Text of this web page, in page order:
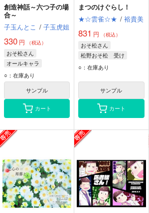
創造神話～六つ子の場
合～
子玉んとこ / 子玉虎姐
330 円 （税込）
おそ松さん
オールキャラ
松野おそ松
松野カラ松
松野チョロ松
○：在庫あり
サンプル
カート
まつのけぐらし！
★☆雲雀☆★ / 裕貴美
831 円 （税込）
おそ松さん
松野おそ松 受け
松野おそ松
○：在庫あり
サンプル
カート